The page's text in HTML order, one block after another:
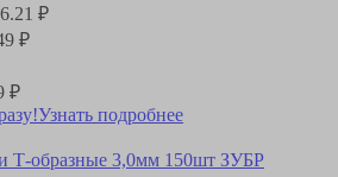
6.21 ₽
₽
₽
Узнать подробнее